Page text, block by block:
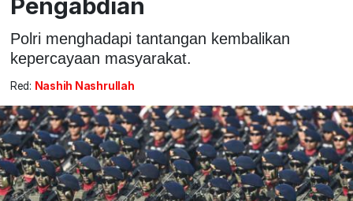
Polri menghadapi tantangan kembalikan
kepercayaan masyarakat.
Red: Nashih Nashrullah